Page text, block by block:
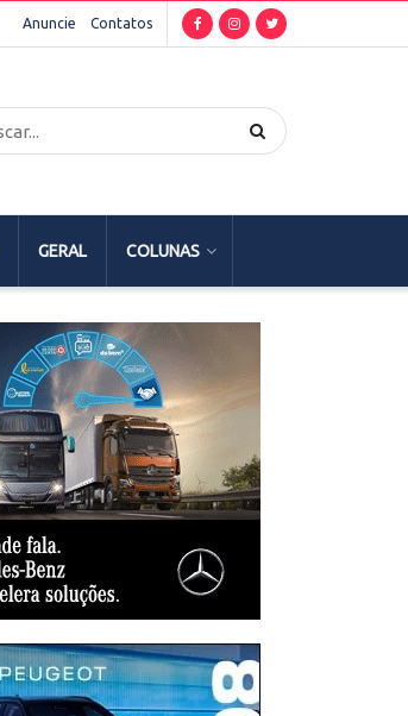
Anuncie Contatos
GERAL COLUNAS